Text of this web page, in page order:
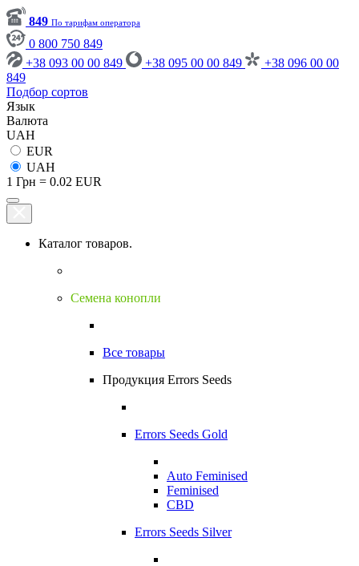
849 По тарифам оператора
0 800 750 849
+38 093 00 00 849
+38 095 00 00 849
+38 096 00 00
849
Подбор сортов
Язык
Валюта
UAH
EUR
UAH
1 Грн = 0.02 EUR
Каталог товаров.
Семена конопли
Все товары
Продукция Errors Seeds
Errors Seeds Gold
Auto Feminised
Feminised
CBD
Errors Seeds Silver